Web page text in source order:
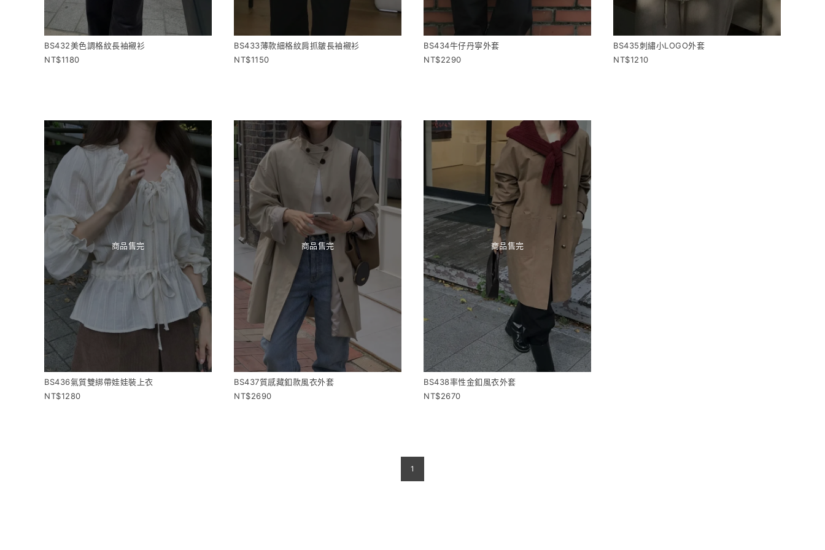
BS432美色調格紋長袖襯衫
1180
BS433薄款細格紋肩抓皺長袖襯衫
1150
BS434牛仔丹寧外套
2290
BS435刺繡小LOGO外套
1210
商品售完
BS436氣質雙綁帶娃娃裝上衣
1280
商品售完
BS437質感藏釦款風衣外套
2690
商品售完
BS438率性金釦風衣外套
2670
1